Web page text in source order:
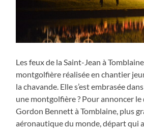
Les feux de la Saint-Jean à
montgolfière réalisée en chantier
la chavande. Elle s’est embrasée
une montgolfière ? Pour annoncer le
Gordon Bennett à Tomblaine, plus
aéronautique du monde, départ qui